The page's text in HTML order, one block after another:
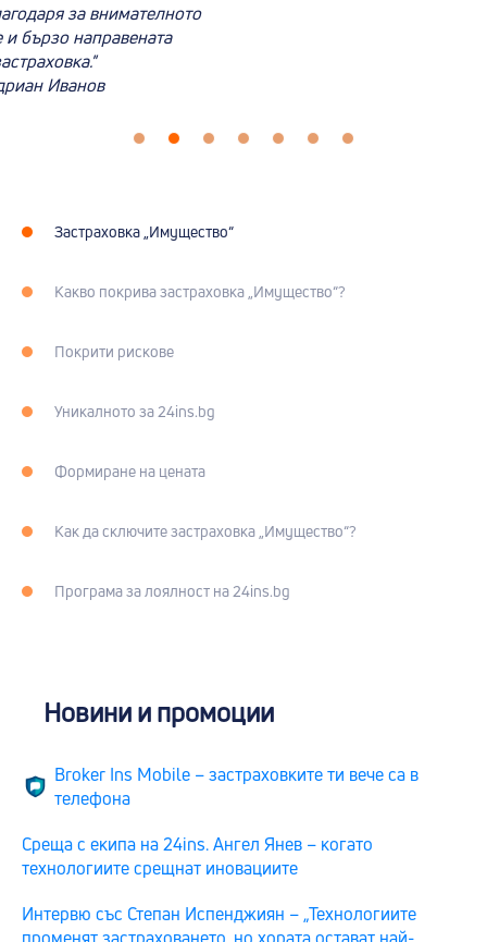
за внимателното
бързо направената
Иванов
Застраховка „Имущество“
Какво покрива застраховка „Имущество“?
Покрити рискове
Уникалното за 24ins.bg
Формиране на цената
Как да сключите застраховка „Имущество“?
Програма за лоялност на 24ins.bg
Новини и промоции
Broker Ins Mobile – застраховките ти вече са в
телефона
Среща с екипа на 24ins. Ангел Янев – когато
технологиите срещнат иновациите
Интервю със Степан Испенджиян – „Технологиите